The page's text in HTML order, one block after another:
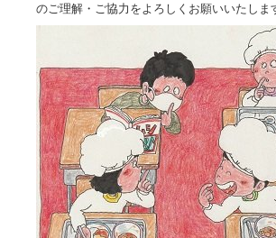
のご理解・ご協力をよろしくお願いいたしま